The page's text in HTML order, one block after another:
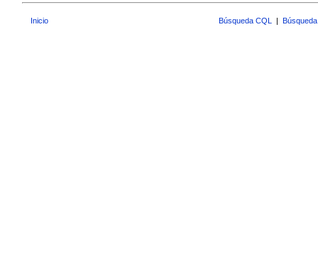
Inicio Búsqueda CQL